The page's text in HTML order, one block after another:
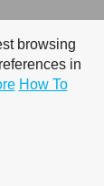
browsing
in
How To